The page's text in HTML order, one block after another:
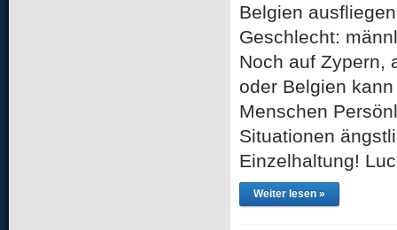
Belgien
Geschlecht:
Noch auf Zypern,
oder Belgien
Menschen
Situationen
Einzelhaltung!
Weiter lesen »